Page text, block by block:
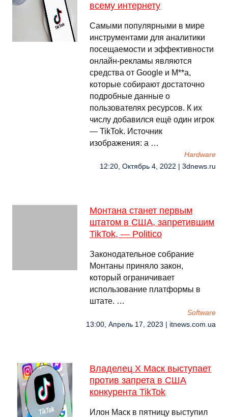
всему интернету
Самыми популярными в мире
инструментами для аналитики
посещаемости и эффективности
онлайн-рекламы являются
средства от Google и M**a,
которые собирают достаточно
подробные данные о
пользователях ресурсов. К их
числу добавился ещё один игрок
— TikTok. Источник
изображения: a …
Hardware
12:20, Октябрь 4, 2022 | 3dnews.ru
Монтана станет первым
штатом в США, запретившим
TikTok, — Politico
Законодательное собрание
Монтаны приняло закон,
который ограничивает
использование платформы в
штате. …
Software
13:00, Апрель 17, 2023 | itnews.com.ua
Владелец X Маск выступает
против запрета в США
конкурента TikTok
Илон Маск в пятницу выступил